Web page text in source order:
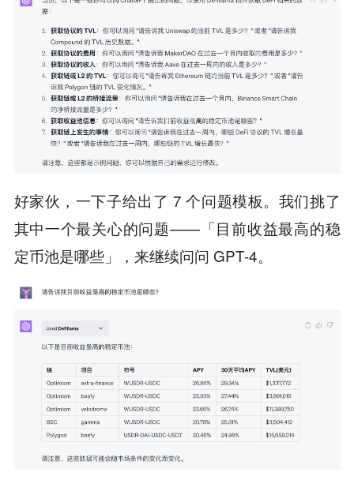
好家伙，一下子给出了 7 个问题模板。我们挑了
其中一个最关心的问题——「目前收益最高的稳
定币池是哪些」，来继续问问 GPT-4。